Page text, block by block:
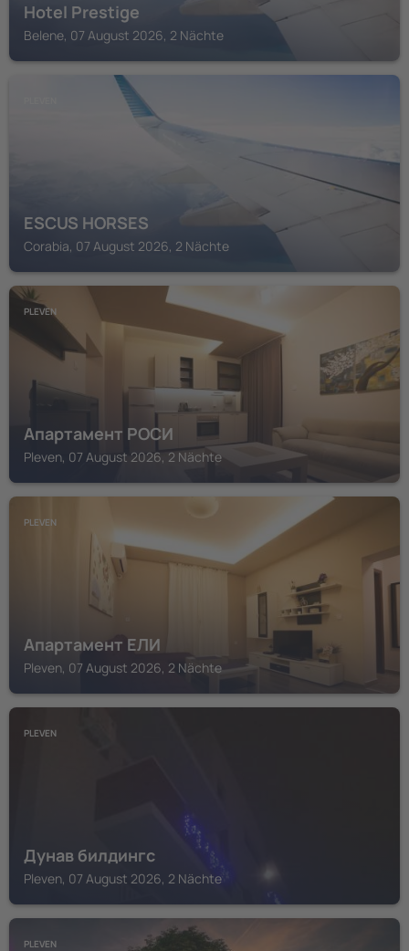
Hotel Prestige
Belene, 07 August 2026, 2 Nächte
ESCUS HORSES
Corabia, 07 August 2026, 2 Nächte
PLEVEN
Апартамент РОСИ
Pleven, 07 August 2026, 2 Nächte
PLEVEN
Апартамент ЕЛИ
Pleven, 07 August 2026, 2 Nächte
PLEVEN
Дунав билдингс
Pleven, 07 August 2026, 2 Nächte
PLEVEN